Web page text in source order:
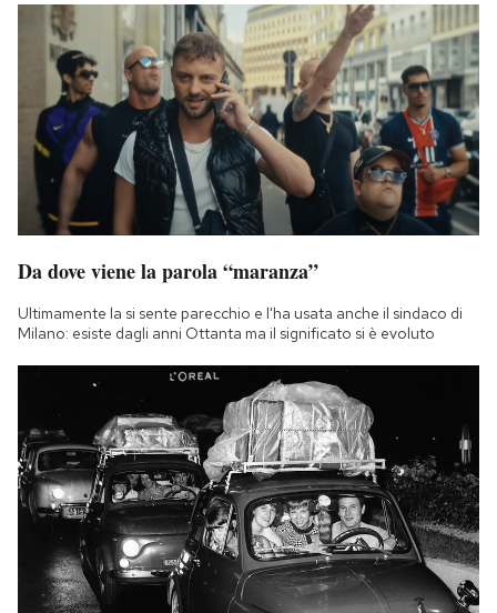
Da dove viene la parola “maranza”
Ultimamente la si sente parecchio e l'ha usata anche il sindaco di
Milano: esiste dagli anni Ottanta ma il significato si è evoluto